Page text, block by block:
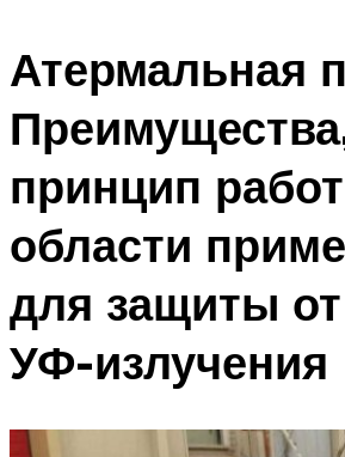
Атермальная
принцип
области
для защиты
УФ-излучения